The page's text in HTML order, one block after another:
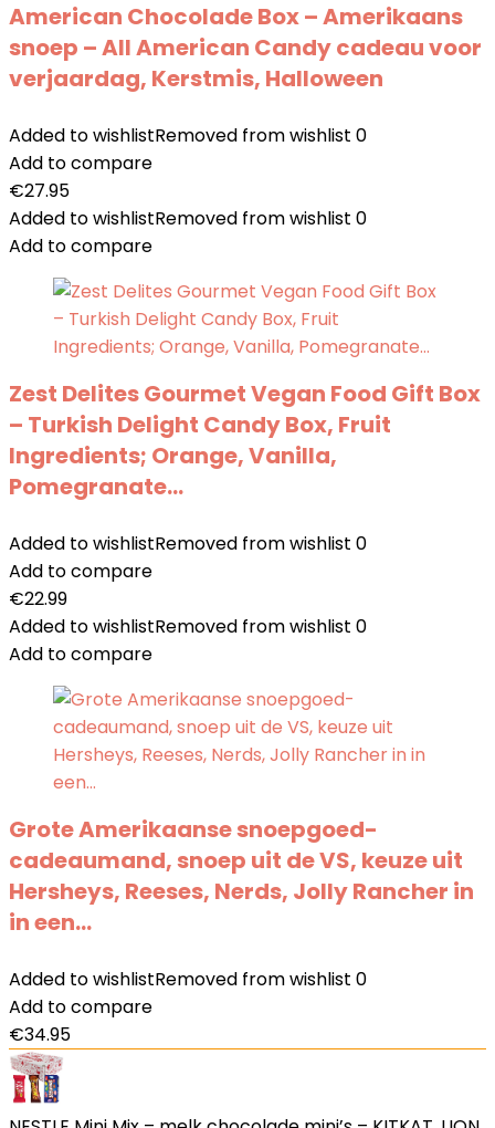
American Chocolade Box – Amerikaans
snoep – All American Candy cadeau voor
verjaardag, Kerstmis, Halloween
Added to wishlistRemoved from wishlist 0
Add to compare
€27.95
Added to wishlistRemoved from wishlist 0
Add to compare
Zest Delites Gourmet Vegan Food Gift Box
– Turkish Delight Candy Box, Fruit
Ingredients; Orange, Vanilla,
Pomegranate…
Added to wishlistRemoved from wishlist 0
Add to compare
€22.99
Added to wishlistRemoved from wishlist 0
Add to compare
Grote Amerikaanse snoepgoed-
cadeaumand, snoep uit de VS, keuze uit
Hersheys, Reeses, Nerds, Jolly Rancher in
in een…
Added to wishlistRemoved from wishlist 0
Add to compare
€34.95